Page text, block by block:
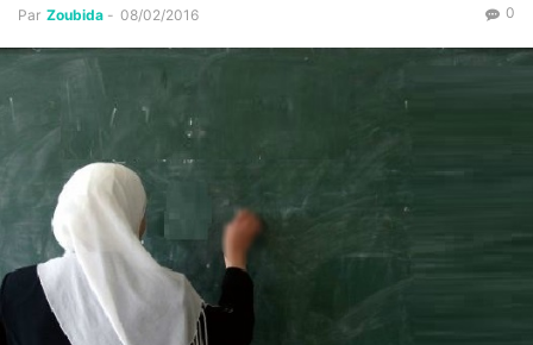
Par Zoubida - 08/02/2016 0